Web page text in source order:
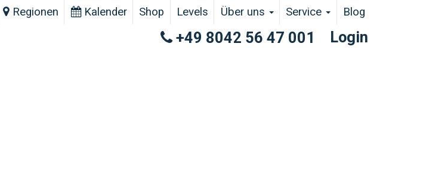
Regionen Kalender Shop Levels Über uns Service Blog
Login
+49 8042 56 47 001